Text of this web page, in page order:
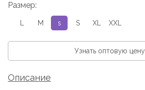
Размер:
L M s S XL XXL
Узнать оптовую цену
Описание